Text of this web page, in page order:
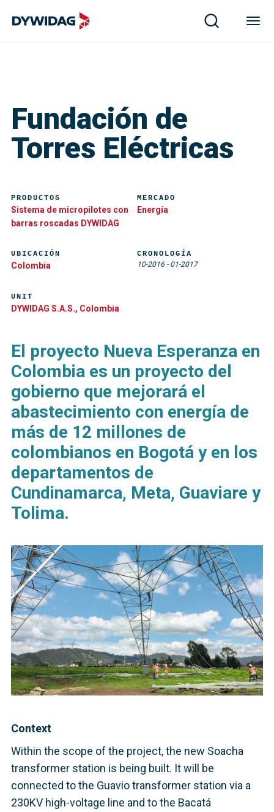
Fundación de
Torres Eléctricas
El proyecto Nueva Esperanza en
Colombia es un proyecto del
gobierno que mejorará el
abastecimiento con energía de
más de 12 millones de
colombianos en Bogotá y en los
departamentos de
Cundinamarca, Meta, Guaviare y
Tolima.
Context
Within the scope of the project, the new Soacha
transformer station is being built. It will be
connected to the Guavio transformer station via a
230KV high-voltage line and to the Bacatá
PRODUCTOS
Sistema de micropilotes con
barras roscadas DYWIDAG
MERCADO
Energía
UNIT
DYWIDAG S.A.S., Colombia
UBICACIÓN
Colombia
CRONOLOGÍA
10-2016 - 01-2017